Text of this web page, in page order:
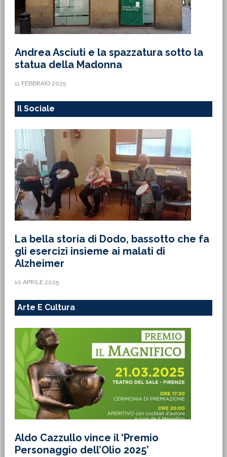
Andrea Asciuti e la spazzatura sotto la
statua della Madonna
11 FEBBRAIO 2025
Il Sociale
La bella storia di Dodo, bassotto che fa
gli esercizi insieme ai malati di
Alzheimer
10 APRILE 2025
Arte E Cultura
Aldo Cazzullo vince il ‘Premio
Personaggio dell’Olio 2025’